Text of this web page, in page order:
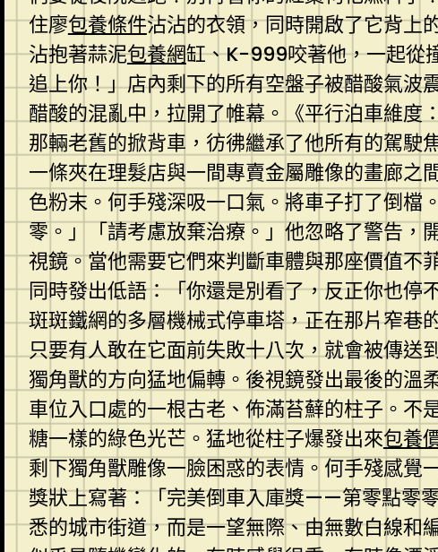
住廖包養條件沾沾的衣領，同時開啟了它背上
沾抱著蒜泥包養網缸、K-999咬著他，一起從
追上你！」店內剩下的所有空盤子被醋酸氣波
醋酸的混亂中，拉開了帷幕。《平行泊車維度
那輛老舊的掀背車，彷彿繼承了他所有的駕駛
一條夾在理髮店與一間專賣金屬雕像的畫廊之
色粉末。何手殘深吸一口氣。將車子打了倒檔
零。」「請考慮放棄治療。」他忽略了警告，
視鏡。當他需要它們來判斷車體與那座價值不
同時發出低語：「你還是別看了，反正你也停
斑斑鐵網的多層機械式停車塔，正在那片窄巷
只要有人敢在它面前失敗十八次，就會被傳送
獨角獸的方向猛地偏轉。後視鏡發出最後的溫
車位入口處的一根古老、佈滿苔蘚的柱子。不
糖一樣的綠色光芒。猛地從柱子爆發出來包養
剩下獨角獸雕像一臉困惑的表情。何手殘感覺
獎狀上寫著：「完美倒車入庫獎——第零點零
悉的城市街道，而是一望無際、由無數白線和